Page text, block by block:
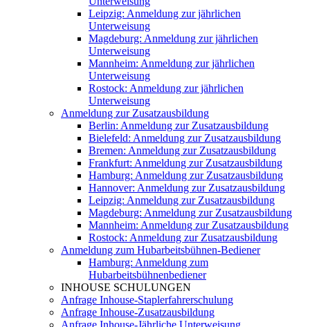
Leipzig: Anmeldung zur jährlichen
Unterweisung
Magdeburg: Anmeldung zur jährlichen
Unterweisung
Mannheim: Anmeldung zur jährlichen
Unterweisung
Rostock: Anmeldung zur jährlichen
Unterweisung
Anmeldung zur Zusatzausbildung
Berlin: Anmeldung zur Zusatzausbildung
Bielefeld: Anmeldung zur Zusatzausbildung
Bremen: Anmeldung zur Zusatzausbildung
Frankfurt: Anmeldung zur Zusatzausbildung
Hamburg: Anmeldung zur Zusatzausbildung
Hannover: Anmeldung zur Zusatzausbildung
Leipzig: Anmeldung zur Zusatzausbildung
Magdeburg: Anmeldung zur Zusatzausbildung
Mannheim: Anmeldung zur Zusatzausbildung
Rostock: Anmeldung zur Zusatzausbildung
Anmeldung zum Hubarbeitsbühnen-Bediener
Hamburg: Anmeldung zum
Hubarbeitsbühnenbediener
INHOUSE SCHULUNGEN
Anfrage Inhouse-Staplerfahrerschulung
Anfrage Inhouse-Zusatzausbildung
Anfrage Inhouse-Jährliche Unterweisung